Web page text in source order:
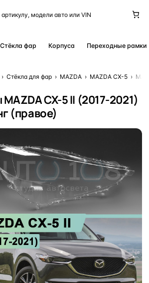
Стёкла фар Корпуса Переходные рамки
› Стёкла для фар › MAZDA › MAZDA CX-5 ›
CX-5 II (2017-2021)
(правое)